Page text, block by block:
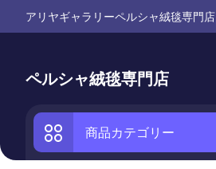
アリヤギャラリーペルシャ絨毯専門店
ペルシャ絨毯専門店
商品カテゴリー